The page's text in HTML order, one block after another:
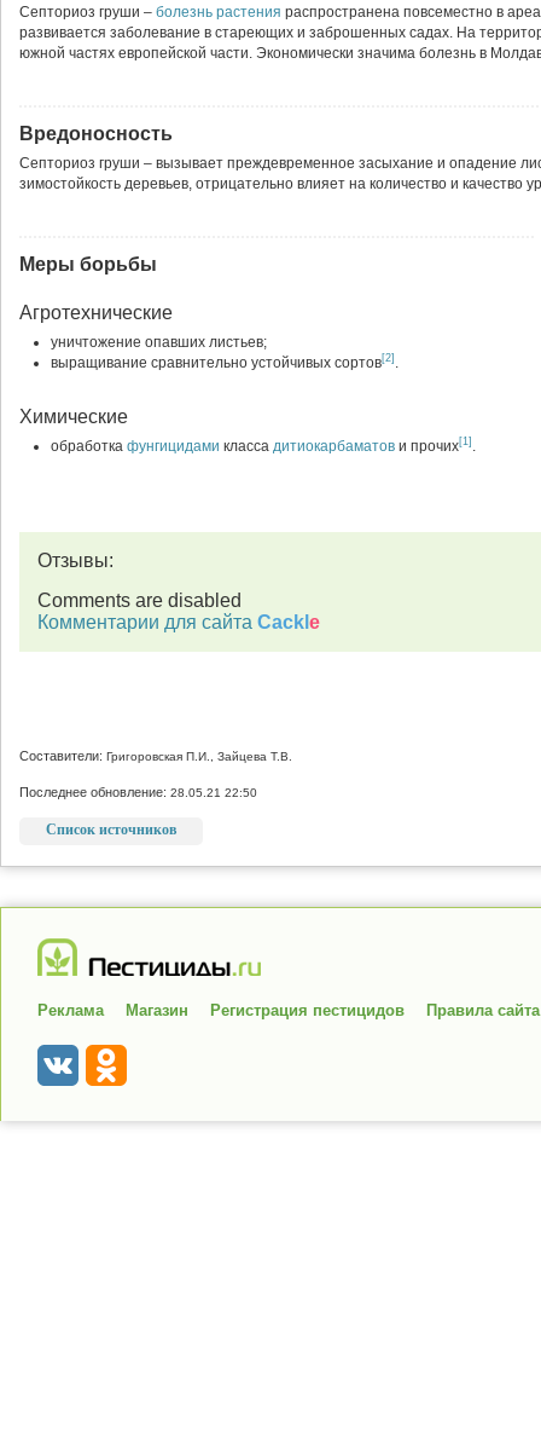
Септориоз груши – болезнь растения распространена повсеместно в
развивается заболевание в стареющих и заброшенных садах. На
южной частях европейской части. Экономически значима болезнь в
Вредоносность
Септориоз груши – вызывает преждевременное засыхание и опадение
зимостойкость деревьев, отрицательно влияет на количество и качество
Меры борьбы
Агротехнические
уничтожение опавших листьев;
выращивание сравнительно устойчивых сортов[2] .
Химические
обработка фунгицидами класса дитиокарбаматов и прочих[1] .
Отзывы:
Comments are disabled
Комментарии для сайта Cackl e
Составители: Григоровская П.И., Зайцева Т.В.
Последнее обновление: 28.05.21 22:50
Список источников
Реклама Магазин Регистрация пестицидов Правила сайта